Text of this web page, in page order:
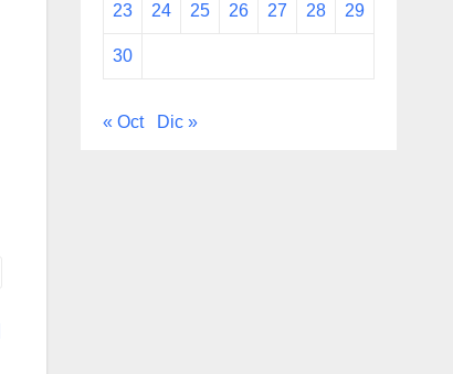
23 24 25 26 27 28 29
30
« Oct Dic »